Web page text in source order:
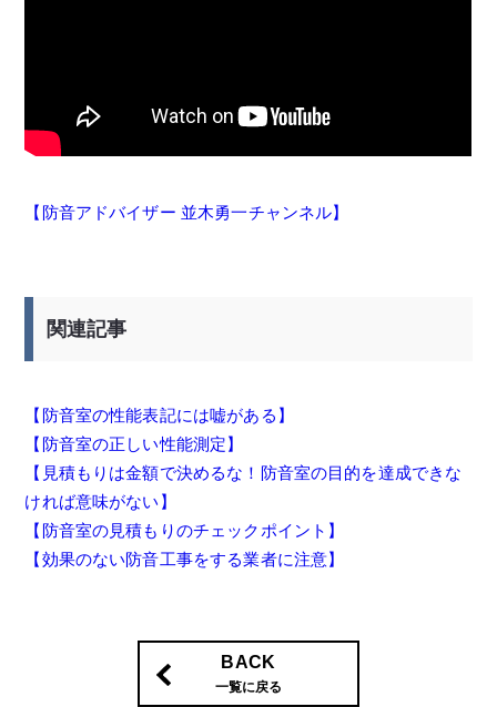
【防音アドバイザー 並木勇一チャンネル】
関連記事
【防音室の性能表記には嘘がある】
【防音室の正しい性能測定】
【見積もりは金額で決めるな！防音室の目的を達成できな
ければ意味がない】
【防音室の見積もりのチェックポイント】
【効果のない防音工事をする業者に注意】
BACK
一覧に戻る